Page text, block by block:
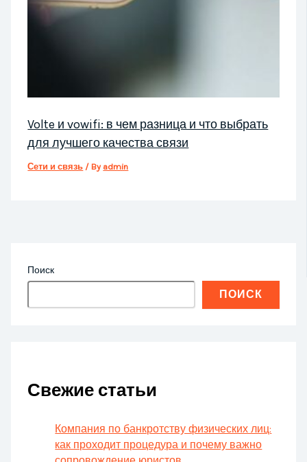
Volte и vowifi: в чем разница и что выбрать
для лучшего качества связи
Сети и связь / By admin
Поиск
ПОИСК
Свежие статьи
Компания по банкротству физических лиц:
как проходит процедура и почему важно